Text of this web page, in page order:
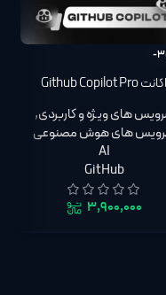
-
اکانت Github Copilot Pro
های ویژه و کاربردی,
های هوش مصنوعی
AI
GitHub
۳,۹۰۰,۰۰۰